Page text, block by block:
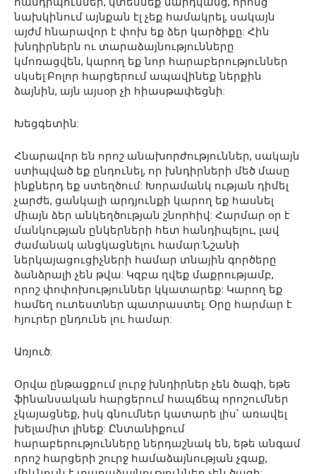
նախկինում այնքան էլ չեք համակրել, սակայն
այժմ հնարավոր է փոխ եք ձեր կարծիքը: Հին
խնդիրներն ու տարաձայնությունները
կմոռացվեն, կարող եք նոր հարաբերություններ
սկսել:Բոլոր հարցերում ապավինեք ներքին
ձայնին, այն այսօր չի հիասթափեցնի:
Խեցգետին:
Հնարավոր են որոշ անախորժություններ, սակայն
ստիպված եք ընդունել, որ խնդիրների մեծ մասը
ինքներդ եք ստեղծում: Խորամանկ ության դիմել
չարժե, ցանկալի արդյունքի կարող եք հասնել
միայն ձեր անկեղծության շնորհիվ: Հարմար օր է
մանկության ընկերների հետ հանդիպելու, լավ
ժամանակ անցկացնելու համար:Նշանի
ներկայացուցիչների համար տնային գործերը
ձանձրալի չեն թվա: Կզբա ղվեք մաքրությամբ,
որոշ փոփոխություններ կկատարեք: Կարող եք
համեղ ուտեստներ պատրաստել: Օրը հարմար է
հյուրեր ընդունե լու համար:
Առյուծ:
Օրվա ընթացքում լուրջ խնդիրներ չեն ծագի, եթե
ֆինանսական հարցերում հապճեպ որոշումներ
չկայացնեք, իսկ գնումներ կատարե լիս՝ առավել
խելամիտ լինեք: Ընտանիքում
հարաբերությունները ներդաշնակ են, եթե անգամ
որոշ հարցերի շուրջ համաձայնության չգաք,